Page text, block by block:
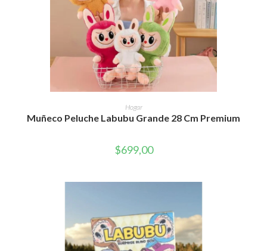
SELECCIONAR OPCIONES
Este
tiene
múltiples
opciones
se
producto
Hogar
Muñeco Peluche Labubu Grande 28 Cm Premium
$699,00